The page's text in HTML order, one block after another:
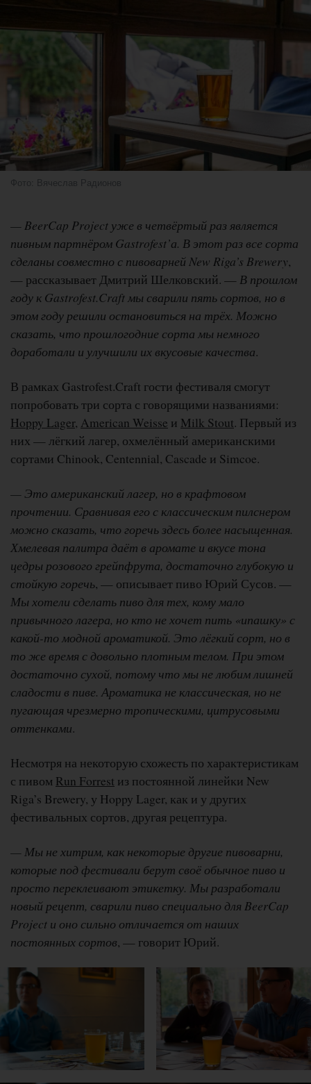
Фото: Вячеслав Радионов
— BeerCap Project уже в четвёртый раз является
пивным партнёром Gastrofest’а. В этот раз все сорта
сделаны совместно с пивоварней New Riga’s Brewery,
— рассказывает Дмитрий Шелковский. — В прошлом
году к Gastrofest.Craft мы сварили пять сортов, но в
этом году решили остановиться на трёх. Можно
сказать, что прошлогодние сорта мы немного
доработали и улучшили их вкусовые качества.
В рамках Gastrofest.Craft гости фестиваля смогут
попробовать три сорта с говорящими названиями:
Hoppy Lager, American Weisse и Milk Stout. Первый из
них — лёгкий лагер, охмелённый американскими
сортами Chinook, Centennial, Cascade и Simcoe.
— Это американский лагер, но в крафтовом
прочтении. Сравнивая его с классическим пилснером
можно сказать, что горечь здесь более насыщенная.
Хмелевая палитра даёт в аромате и вкусе тона
цедры розового грейпфрута, достаточно глубокую и
стойкую горечь, — описывает пиво Юрий Сусов. —
Мы хотели сделать пиво для тех, кому мало
привычного лагера, но кто не хочет пить «ипашку» с
какой-то модной ароматикой. Это лёгкий сорт, но в
то же время с довольно плотным телом. При этом
достаточно сухой, потому что мы не любим лишней
сладости в пиве. Ароматика не классическая, но не
пугающая чрезмерно тропическими, цитрусовыми
оттенками.
Несмотря на некоторую схожесть по характеристикам
с пивом Run Forrest из постоянной линейки New
Riga’s Brewery, у Hoppy Lager, как и у других
фестивальных сортов, другая рецептура.
— Мы не хитрим, как некоторые другие пивоварни,
которые под фестивали берут своё обычное пиво и
просто переклеивают этикетку. Мы разработали
новый рецепт, сварили пиво специально для BeerCap
Project и оно сильно отличается от наших
постоянных сортов, — говорит Юрий.